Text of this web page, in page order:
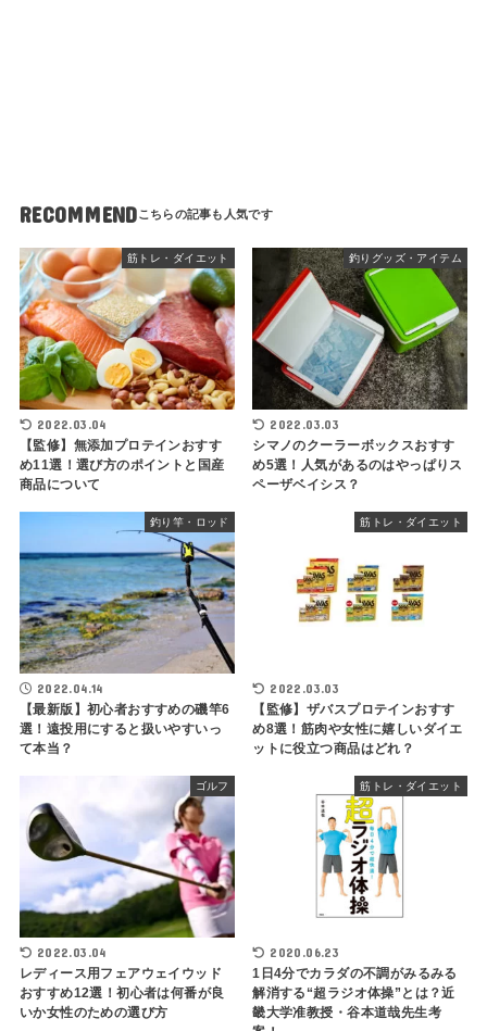
RECOMMEND
筋トレ・ダイエット
2022.03.04
【監修】無添加プロテインおすす
め11選！選び方のポイントと国産
商品について
釣りグッズ・アイテム
2022.03.03
シマノのクーラーボックスおすす
め5選！人気があるのはやっぱりス
ペーザベイシス？
釣り竿・ロッド
2022.04.14
【最新版】初心者おすすめの磯竿6
選！遠投用にすると扱いやすいっ
て本当？
筋トレ・ダイエット
2022.03.03
【監修】ザバスプロテインおすす
め8選！筋肉や女性に嬉しいダイエ
ットに役立つ商品はどれ？
ゴルフ
2022.03.04
レディース用フェアウェイウッド
おすすめ12選！初心者は何番が良
いか女性のための選び方
筋トレ・ダイエット
2020.06.23
1日4分でカラダの不調がみるみる
解消する“超ラジオ体操”とは？近
畿大学准教授・谷本道哉先生考